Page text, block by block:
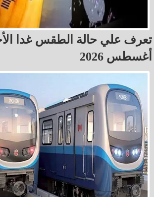
أغسطس 2026